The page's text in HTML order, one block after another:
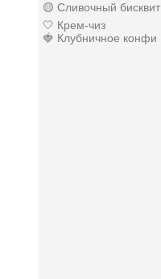
🟡 Сливочный бисквит
🤍 Крем-чиз
🍓 Клубничное конфи